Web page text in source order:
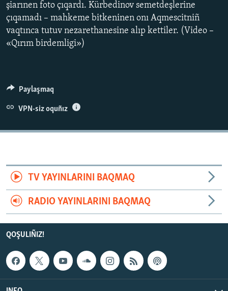
şiarınen foto çıqardı. Kürbedinov semetdeşlerine
çıqamadı – mahkeme bitkeninen onı Aqmescitniñ
vaqtınca tutuv nezarethanesine alıp kettiler. (Video –
«Qırım birdemligi»)
Paylaşmaq
VPN-siz oquñız
TV YAYINLARINI BAQMAQ
RADIO YAYINLARINI BAQMAQ
QOŞULIÑIZ!